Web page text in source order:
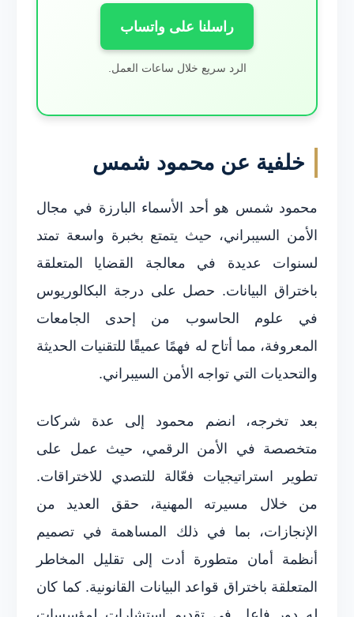
راسلنا على واتساب
الرد سريع خلال ساعات العمل.
خلفية عن محمود شمس
محمود شمس هو أحد الأسماء البارزة في مجال
الأمن السيبراني، حيث يتمتع بخبرة واسعة تمتد
لسنوات عديدة في معالجة القضايا المتعلقة
باختراق البيانات. حصل على درجة البكالوريوس
في علوم الحاسوب من إحدى الجامعات
المعروفة، مما أتاح له فهمًا عميقًا للتقنيات الحديثة
والتحديات التي تواجه الأمن السيبراني.
بعد تخرجه، انضم محمود إلى عدة شركات
متخصصة في الأمن الرقمي، حيث عمل على
تطوير استراتيجيات فعّالة للتصدي للاختراقات.
من خلال مسيرته المهنية، حقق العديد من
الإنجازات، بما في ذلك المساهمة في تصميم
أنظمة أمان متطورة أدت إلى تقليل المخاطر
المتعلقة باختراق قواعد البيانات القانونية. كما كان